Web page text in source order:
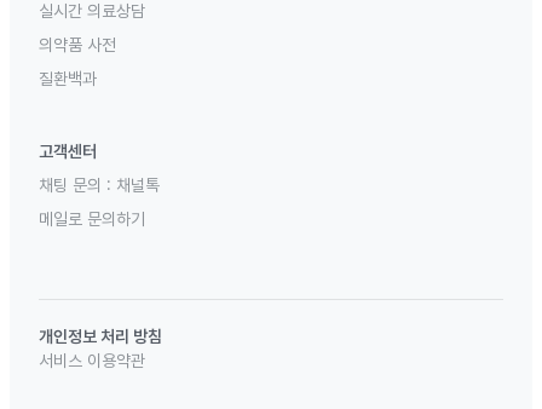
실시간 의료상담
의약품 사전
질환백과
고객센터
채팅 문의 : 채널톡
메일로 문의하기
개인정보 처리 방침
서비스 이용약관